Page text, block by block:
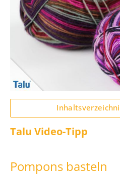
Talu Video-Tipp
Pompons basteln